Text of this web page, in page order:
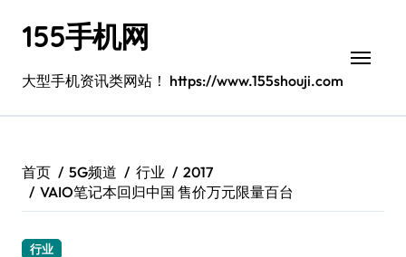
155手机网
大型手机资讯类网站！ https://www.155shouji.com
首页 5G频道 行业
2017
VAIO笔记本回归中国 售价万元限量百台
行业